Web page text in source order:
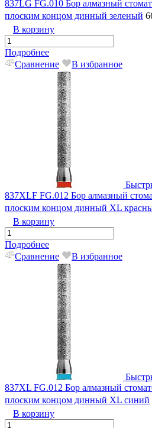
837LG FG.010 Бор алмазный
плоским концом динный зеленый
В корзину
Подробнее
Сравнение
В избранное
837XLF FG.012 Бор алмазный
плоским концом динный XL
В корзину
Подробнее
Сравнение
В избранное
837XL FG.012 Бор алмазный
плоским концом динный XL синий
В корзину